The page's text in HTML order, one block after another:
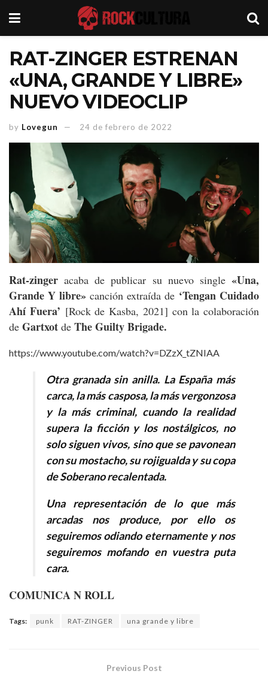
RAT-ZINGER ESTRENAN
«UNA, GRANDE Y LIBRE»
NUEVO VIDEOCLIP
by Lovegun 24 de febrero de 2022
Rat-zinger acaba de publicar su nuevo single «Una,
Grande Y libre» canción extraída de ‘Tengan Cuidado
Ahí Fuera’ [Rock de Kasba, 2021] con la colaboración
de Gartxot de The Guilty Brigade.
https://www.youtube.com/watch?v=DZzX_tZNIAA
Otra granada sin anilla. La España más
carca, la más casposa, la más vergonzosa
y la más criminal, cuando la realidad
supera la ficción y los nostálgicos, no
solo siguen vivos, sino que se pavonean
con su mostacho, su rojigualda y su copa
de Soberano recalentada.
Una representación de lo que más
arcadas nos produce, por ello os
seguiremos odiando eternamente y nos
seguiremos mofando en vuestra puta
cara.
COMUNICA N ROLL
Tags: punk RAT-ZINGER una grande y libre
Previous Post